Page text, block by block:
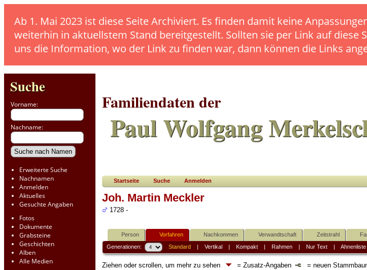
Ab 1. Mai 2023 ist diese Seite Archiviert. Es finden damit keine
weiterhin in aktuellstem Stand bereitgestellt. Sollten sie per Link auf diese
uns die Information, wo der Link zu finden war, dann können die Links
Suche
Vorname:
Nachname:
Erweiterte Suche
Nachnamen
Anmelden
Aktuelles
Gesuchte Angaben
Fotos
Dokumente
Grabsteine
Geschichten
Alben
Alle Medien
Familiendaten der
Paul Wolfgang
Startseite Suche Anmelden
Joh. Martin Meckler
1728 -
Person Vorfahren Nachkommen Verwandtschaft Zeitstrahl
Generationen: Standard| Vertikal| Kompakt| Rahmen| Nur Text| Ahnenliste
Ziehen oder scrollen, um mehr zu sehen = Zusatz-Angaben = neuen